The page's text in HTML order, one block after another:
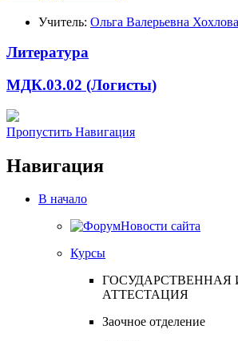
Учитель: Ольга Валерьевна Хохлова
Литература
МДК.03.02 (Логисты)
Пропустить Навигация
Навигация
В начало
Новости сайта
Курсы
ГОСУДАРСТВЕННАЯ
АТТЕСТАЦИЯ
Заочное отделение